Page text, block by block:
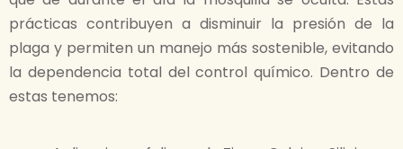
prácticas contribuyen a disminuir la presión de la
plaga y permiten un manejo más sostenible, evitando
la dependencia total del control químico. Dentro de
estas tenemos: